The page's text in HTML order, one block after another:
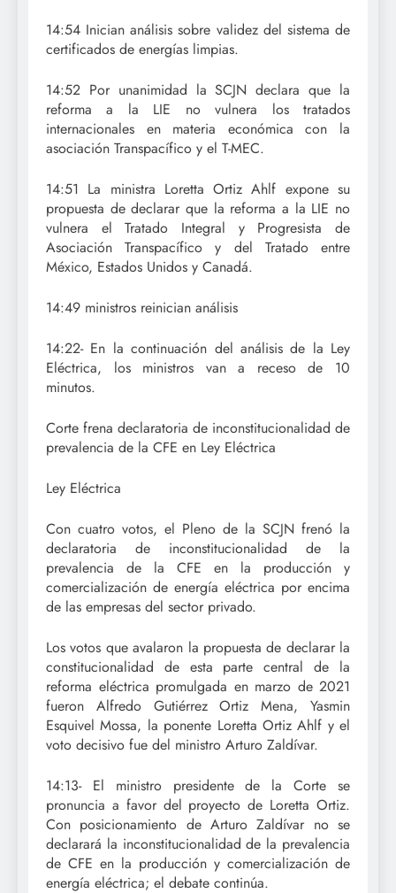
14:54 Inician análisis sobre validez del sistema de
certificados de energías limpias.
14:52 Por unanimidad la SCJN declara que la
reforma a la LIE no vulnera los tratados
internacionales en materia económica con la
asociación Transpacífico y el T-MEC.
14:51 La ministra Loretta Ortiz Ahlf expone su
propuesta de declarar que la reforma a la LIE no
vulnera el Tratado Integral y Progresista de
Asociación Transpacífico y del Tratado entre
México, Estados Unidos y Canadá.
14:49 ministros reinician análisis
14:22- En la continuación del análisis de la Ley
Eléctrica, los ministros van a receso de 10
minutos.
Corte frena declaratoria de inconstitucionalidad de
prevalencia de la CFE en Ley Eléctrica
Ley Eléctrica
Con cuatro votos, el Pleno de la SCJN frenó la
declaratoria de inconstitucionalidad de la
prevalencia de la CFE en la producción y
comercialización de energía eléctrica por encima
de las empresas del sector privado.
Los votos que avalaron la propuesta de declarar la
constitucionalidad de esta parte central de la
reforma eléctrica promulgada en marzo de 2021
fueron Alfredo Gutiérrez Ortiz Mena, Yasmin
Esquivel Mossa, la ponente Loretta Ortiz Ahlf y el
voto decisivo fue del ministro Arturo Zaldívar.
14:13- El ministro presidente de la Corte se
pronuncia a favor del proyecto de Loretta Ortiz.
Con posicionamiento de Arturo Zaldívar no se
declarará la inconstitucionalidad de la prevalencia
de CFE en la producción y comercialización de
energía eléctrica; el debate continúa.